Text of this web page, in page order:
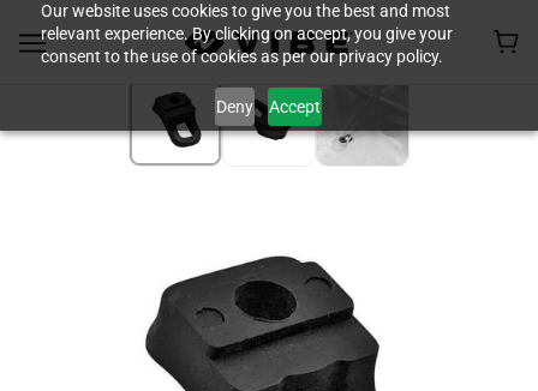
Our website uses cookies to give you the best and most
relevant experience. By clicking on accept, you give your
consent to the use of cookies as per our privacy policy.
Deny Accept